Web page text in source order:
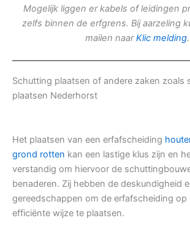
Mogelijk liggen er kabels of leidingen
zelfs binnen de erfgrens. Bij aarzeling
mailen naarKlic melding.
Schutting plaatsen of andere zaken zoals
plaatsen Nederhorst
Het plaatsen van een erfafscheiding
grond rotten kan een lastige klus zijn en
verstandig om hiervoor de
benaderen. Zij hebben de deskundigheid
gereedschappen om de erfafscheiding op
efficiënte wijze te plaatsen.